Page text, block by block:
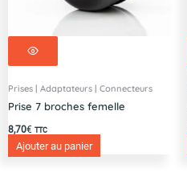
Prises | Adaptateurs | Connecteurs
Prise 7 broches femelle
8,70€ TTC
Ajouter au panier